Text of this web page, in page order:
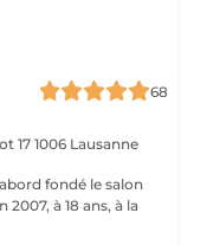
68
171006 Lausanne
à 18 ans, à la